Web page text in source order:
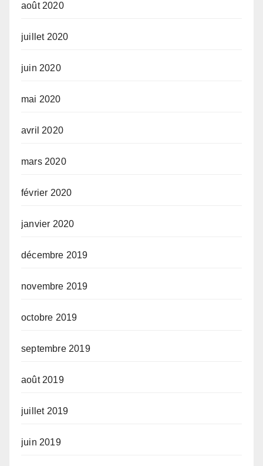
août 2020
juillet 2020
juin 2020
mai 2020
avril 2020
mars 2020
février 2020
janvier 2020
décembre 2019
novembre 2019
octobre 2019
septembre 2019
août 2019
juillet 2019
juin 2019